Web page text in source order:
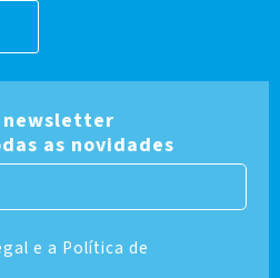
newsletter
as novidades
e a Política de